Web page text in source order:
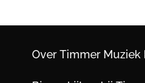
Over Timmer Muziek